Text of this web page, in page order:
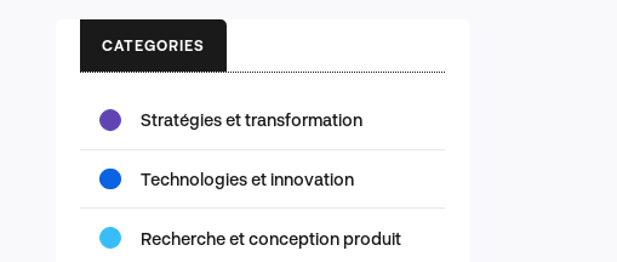
CATEGORIES
Stratégies et transformation
Technologies et innovation
Recherche et conception produit